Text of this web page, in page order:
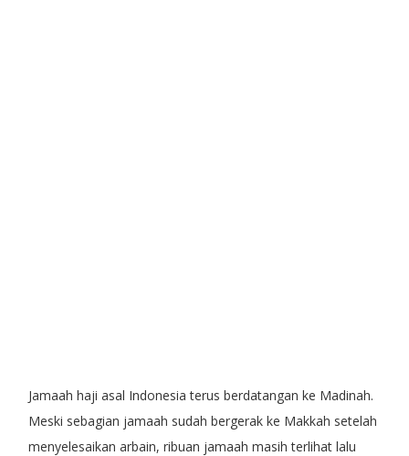
Jamaah haji asal Indonesia terus berdatangan ke Madinah.
Meski sebagian jamaah sudah bergerak ke Makkah setelah
menyelesaikan arbain, ribuan jamaah masih terlihat lalu